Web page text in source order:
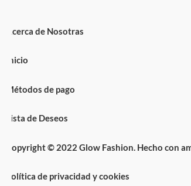
de Nosotras
de pago
de Deseos
© 2022 Glow Fashion. Hecho con amor
de privacidad y cookies